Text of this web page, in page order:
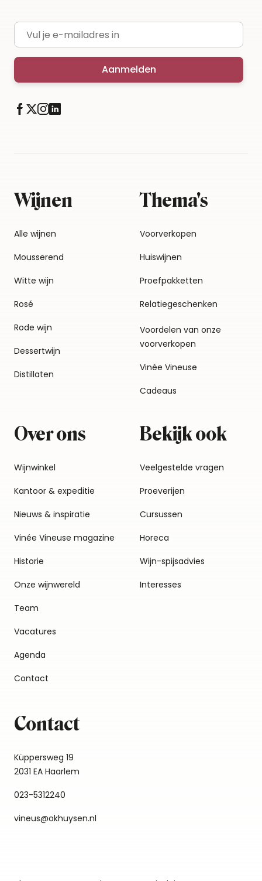
E-mailadres
Aanmelden
Wijnen
Alle wijnen
Mousserend
Witte wijn
Rosé
Rode wijn
Dessertwijn
Distillaten
Thema's
Voorverkopen
Huiswijnen
Proefpakketten
Relatiegeschenken
Voordelen van onze
voorverkopen
Vinée Vineuse
Cadeaus
Over ons
Wijnwinkel
Kantoor & expeditie
Nieuws & inspiratie
Vinée Vineuse magazine
Historie
Onze wijnwereld
Team
Vacatures
Agenda
Contact
Bekijk ook
Veelgestelde vragen
Proeverijen
Cursussen
Horeca
Wijn-spijsadvies
Interesses
Contact
Küppersweg 19
2031 EA Haarlem
023-5312240
vineus@okhuysen.nl